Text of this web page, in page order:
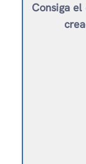
Consiga